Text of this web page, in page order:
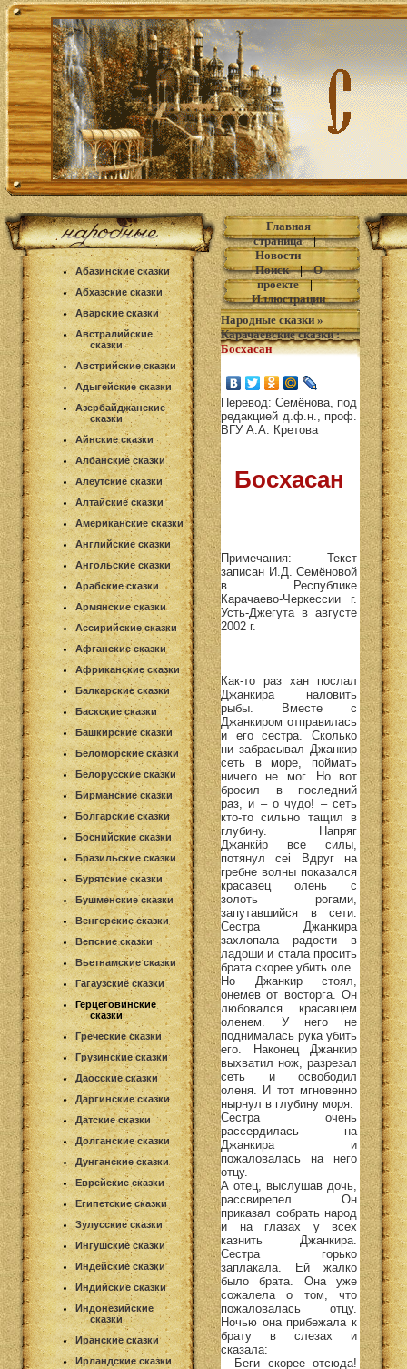
Абазинские сказки
Абхазские сказки
Аварские сказки
Австралийские
сказки
Австрийские сказки
Адыгейские сказки
Азербайджанские
сказки
Айнские сказки
Албанские сказки
Алеутские сказки
Алтайские сказки
Американские сказки
Английские сказки
Ангольские сказки
Арабские сказки
Армянские сказки
Ассирийские сказки
Афганские сказки
Африканские сказки
Балкарские сказки
Баскские сказки
Башкирские сказки
Беломорские сказки
Белорусские сказки
Бирманские сказки
Болгарские сказки
Боснийские сказки
Бразильские сказки
Бурятские сказки
Бушменские сказки
Венгерские сказки
Вепские сказки
Вьетнамские сказки
Гагаузские сказки
Герцеговинские
сказки
Греческие сказки
Грузинские сказки
Даосские сказки
Даргинские сказки
Датские сказки
Долганские сказки
Дунганские сказки
Еврейские сказки
Египетские сказки
Зулусские сказки
Ингушские сказки
Индейские сказки
Индийские сказки
Индонезийские
сказки
Иранские сказки
Ирландские сказки
Главная
страница|
Новости|
Поиск|О
проекте|
Иллюстрации
Народные сказки »
Карачаевские сказки:
Босхасан
Перевод: Семёнова, под
редакцией д.ф.н., проф.
ВГУ А.А. Кретова
Босхасан
Примечания: Текст
записан И.Д. Семёновой
в Республике
Карачаево-Черкессии г.
Усть-Джегута в августе
2002 г.
Как-то раз хан послал
Джанкира наловить
рыбы. Вместе с
Джанкиром отправилась
и его сестра. Сколько
ни забрасывал Джанкир
сеть в море, поймать
ничего не мог. Но вот
бросил в последний
раз, и – о чудо! – сеть
кто-то сильно тащил в
глубину. Напряг
Джанкйр все силы,
потянул cei Вдруг на
гребне волны показался
красавец олень с
золоть рогами,
запутавшийся в сети.
Сестра Джанкира
захлопала радости в
ладоши и стала просить
брата скорее убить оле
Но Джанкир стоял,
онемев от восторга. Он
любовался красавцем
оленем. У него не
поднималась рука убить
его. Наконец Джанкир
выхватил нож, разрезал
сеть и освободил
оленя. И тот мгновенно
нырнул в глубину моря.
Сестра очень
рассердилась на
Джанкира и
пожаловалась на него
отцу.
А отец, выслушав дочь,
рассвирепел. Он
приказал собрать народ
и на глазах у всех
казнить Джанкира.
Сестра горько
заплакала. Ей жалко
было брата. Она уже
сожалела о том, что
пожаловалась отцу.
Ночью она прибежала к
брату в слезах и
сказала:
– Беги скорее отсюда!